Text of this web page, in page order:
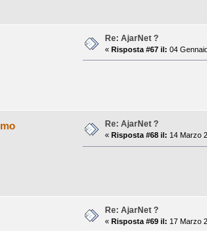
Re: AjarNet ?
« Risposta #67 il: 04
Re: AjarNet ?
« Risposta #68 il: 14 Marzo
Re: AjarNet ?
« Risposta #69 il: 17 Marzo